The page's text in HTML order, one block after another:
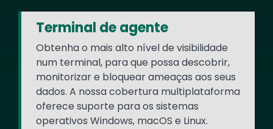
Terminal de agente
Obtenha o mais alto nível de visibilidade
num terminal, para que possa descobrir,
monitorizar e bloquear ameaças aos seus
dados. A nossa cobertura multiplataforma
oferece suporte para os sistemas
operativos Windows, macOS e Linux.